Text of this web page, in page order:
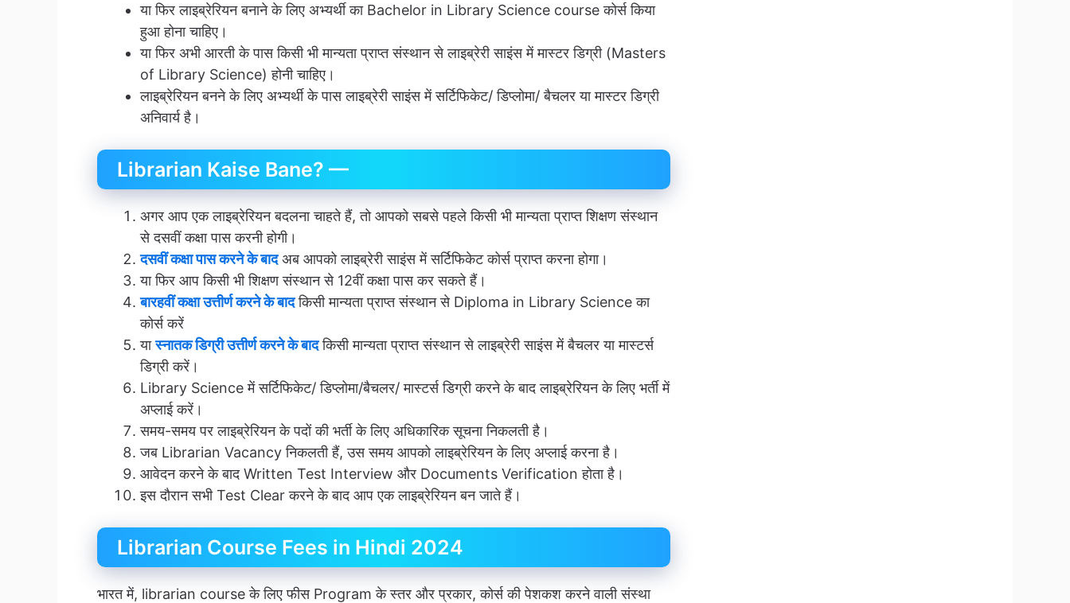
या फिर लाइब्रेरियन बनाने के लिए अभ्यर्थी का Bachelor in Library Science course कोर्स किया
हुआ होना चाहिए।
या फिर अभी आरती के पास किसी भी मान्यता प्राप्त संस्थान से लाइब्रेरी साइंस में मास्टर डिग्री (Masters
of Library Science) होनी चाहिए।
लाइब्रेरियन बनने के लिए अभ्यर्थी के पास लाइब्रेरी साइंस में सर्टिफिकेट/ डिप्लोमा/ बैचलर या मास्टर डिग्री
अनिवार्य है।
Librarian Kaise Bane? —
अगर आप एक लाइब्रेरियन बदलना चाहते हैं, तो आपको सबसे पहले किसी भी मान्यता प्राप्त शिक्षण संस्थान
से दसवीं कक्षा पास करनी होगी।
दसवीं कक्षा पास करने के बादअब आपको लाइब्रेरी साइंस में सर्टिफिकेट कोर्स प्राप्त करना होगा।
या फिर आप किसी भी शिक्षण संस्थान से 12वीं कक्षा पास कर सकते हैं।
बारहवीं कक्षा उत्तीर्ण करने के बादकिसी मान्यता प्राप्त संस्थान से Diploma in Library Science का
कोर्स करें
यास्नातक डिग्री उत्तीर्ण करने के बादकिसी मान्यता प्राप्त संस्थान से लाइब्रेरी साइंस में बैचलर या मास्टर्स
डिग्री करें।
Library Science में सर्टिफिकेट/ डिप्लोमा/बैचलर/ मास्टर्स डिग्री करने के बाद लाइब्रेरियन के लिए भर्ती में
अप्लाई करें।
समय-समय पर लाइब्रेरियन के पदों की भर्ती के लिए अधिकारिक सूचना निकलती है।
जब Librarian Vacancy निकलती हैं, उस समय आपको लाइब्रेरियन के लिए अप्लाई करना है।
आवेदन करने के बाद Written Test Interview और Documents Verification होता है।
इस दौरान सभी Test Clear करने के बाद आप एक लाइब्रेरियन बन जाते हैं।
Librarian Course Fees in Hindi 2024
भारत में, librarian course के लिए फीस Program के स्तर और प्रकार, कोर्स की पेशकश करने वाली संस्था